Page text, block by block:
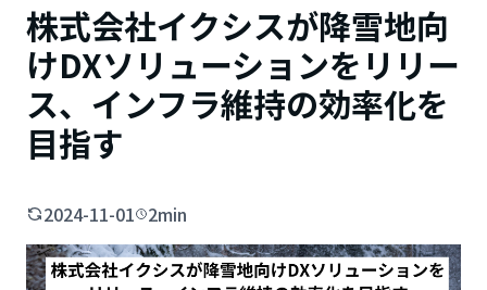
エッジ
LPWA
DaaS
IaaS
ビッグデータ
MNO
率化を目指す
株式会社イクシスが降雪地向
けDXソリューションをリリー
ス、インフラ維持の効率化を
目指す
2024-11-01 2min